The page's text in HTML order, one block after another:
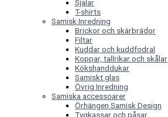
Sjalar
T-shirts
Samisk Inredning
Brickor och skärbrädor
Filtar
Kuddar och kuddfodral
Koppar, tallrikar och skålar
Kökshanddukar
Samiskt glas
Övrig Inredning
Samiska accessoarer
Örhängen Samisk Design
Tygkassar och påsar